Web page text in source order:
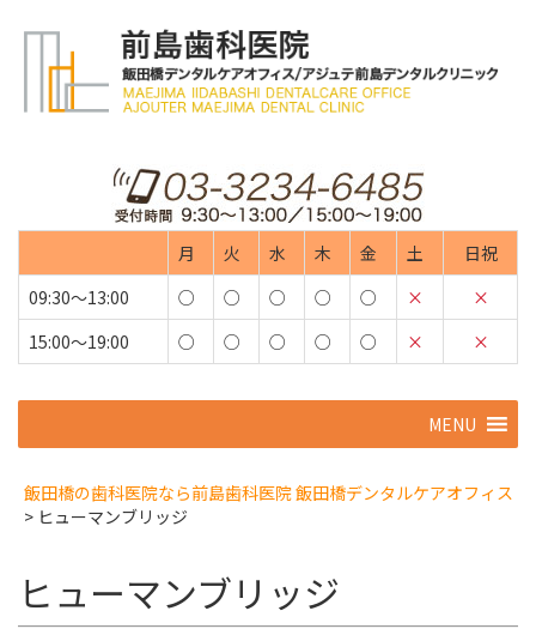
月 火 水 木 金 土
日祝
09:30～13:00
○ ○ ○ ○ ○ ×
×
15:00～19:00
○ ○ ○ ○ ○ × ×
ン
ツ
ッ
プ
MENU
飯田橋の歯科医院なら前島歯科医院 飯田橋デンタルケアオフィス
> ヒューマンブリッジ
ヒューマンブリッジ